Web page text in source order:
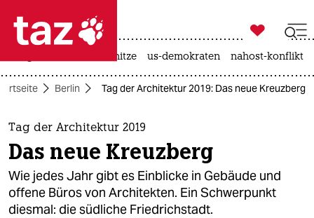
 taz zahl ich
taz zahl ich
themen
politik
öko

taz zahl ich
hitze us-demokraten nahost-konflikt
Berlin Tag der Architektur 2019: Das neue Kreuzberg
Tag der Architektur 2019
Das neue Kreuzberg
Wie jedes Jahr gibt es Einblicke in Gebäude und
offene Büros von Architekten. Ein Schwerpunkt
diesmal: die südliche Friedrichstadt.